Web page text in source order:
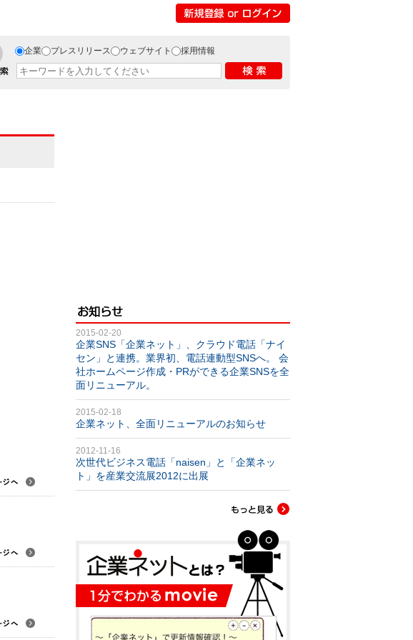
企業 プレスリリース ウェブサイト 採用情報
2015-02-20
企業SNS「企業ネット」、クラウド電話「ナイ
セン」と連携。業界初、電話連動型SNSへ。 会
社ホームページ作成・PRができる企業SNSを全
面リニューアル。
2015-02-18
企業ネット、全面リニューアルのお知らせ
2012-11-16
次世代ビジネス電話「naisen」と「企業ネッ
ト」を産業交流展2012に出展